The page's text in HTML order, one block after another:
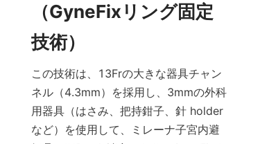
（GyneFixリング固定
技術）
この技術は、13Frの大きな器具チャン
ネル（4.3mm）を採用し、3mmの外科
用器具（はさみ、把持鉗子、針 holder
など）を使用して、ミレーナ子宮内避